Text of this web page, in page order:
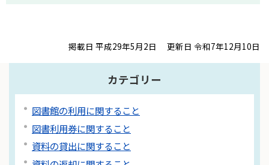
掲載日 平成29年5月2日 更新日 令和7年12月10日
カテゴリー
図書館の利用に関すること
図書利用券に関すること
資料の貸出に関すること